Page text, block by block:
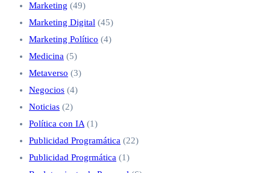
Marketing (49)
Marketing Digital (45)
Marketing Político (4)
Medicina (5)
Metaverso (3)
Negocios (4)
Noticias (2)
Política con IA(1)
Publicidad Programática (22)
Publicidad Progrmática (1)